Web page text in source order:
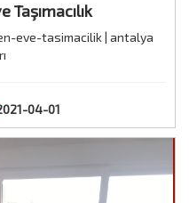
eve-tasimacilik | antalya
04-01